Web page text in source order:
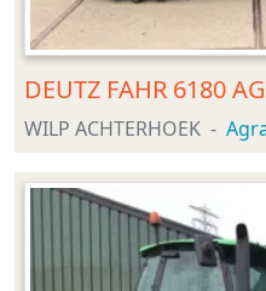
DEUTZ FAHR 6180
WILP ACHTERHOEK